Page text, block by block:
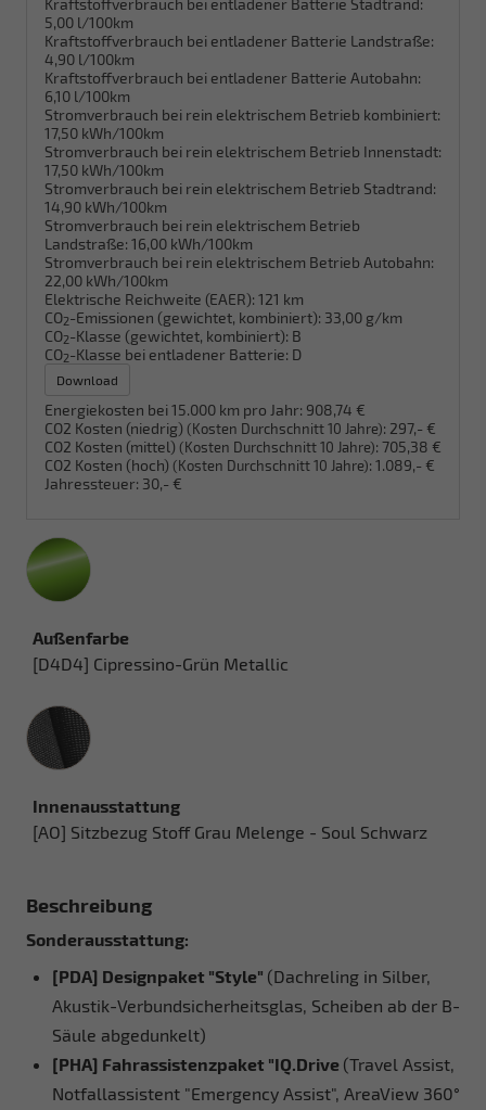
5,00 l/100km
Kraftstoffverbrauch bei entladener Batterie Landstraße:
4,90 l/100km
Kraftstoffverbrauch bei entladener Batterie Autobahn:
6,10 l/100km
Stromverbrauch bei rein elektrischem Betrieb kombiniert:
17,50 kWh/100km
Stromverbrauch bei rein elektrischem Betrieb Innenstadt:
17,50 kWh/100km
Stromverbrauch bei rein elektrischem Betrieb Stadtrand:
14,90 kWh/100km
Stromverbrauch bei rein elektrischem Betrieb
Landstraße: 16,00 kWh/100km
Stromverbrauch bei rein elektrischem Betrieb Autobahn:
22,00 kWh/100km
Elektrische Reichweite (EAER): 121 km
CO2-Emissionen (gewichtet, kombiniert): 33,00 g/km
CO2-Klasse (gewichtet, kombiniert): B
CO2-Klasse bei entladener Batterie: D
Download
Energiekosten bei 15.000 km pro Jahr: 908,74 €
CO2 Kosten (niedrig) (Kosten Durchschnitt 10 Jahre): 297,- €
CO2 Kosten (mittel) (Kosten Durchschnitt 10 Jahre): 705,38 €
CO2 Kosten (hoch) (Kosten Durchschnitt 10 Jahre): 1.089,- €
Jahressteuer: 30,- €
Außenfarbe
[D4D4] Cipressino-Grün Metallic
Innenausstattung
Innenausstattung
[AO] Sitzbezug Stoff Grau Melenge - Soul Schwarz
Beschreibung
Sonderausstattung:
[PDA] Designpaket "Style" (Dachreling in Silber,
Akustik-Verbundsicherheitsglas, Scheiben ab der B-
Säule abgedunkelt)
[PHA] Fahrassistenzpaket "IQ.Drive (Travel Assist,
Notfallassistent "Emergency Assist", AreaView 360°